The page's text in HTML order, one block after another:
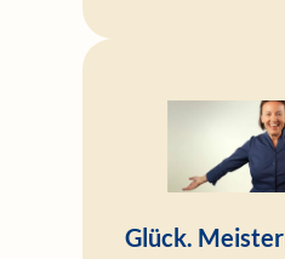
Glück.